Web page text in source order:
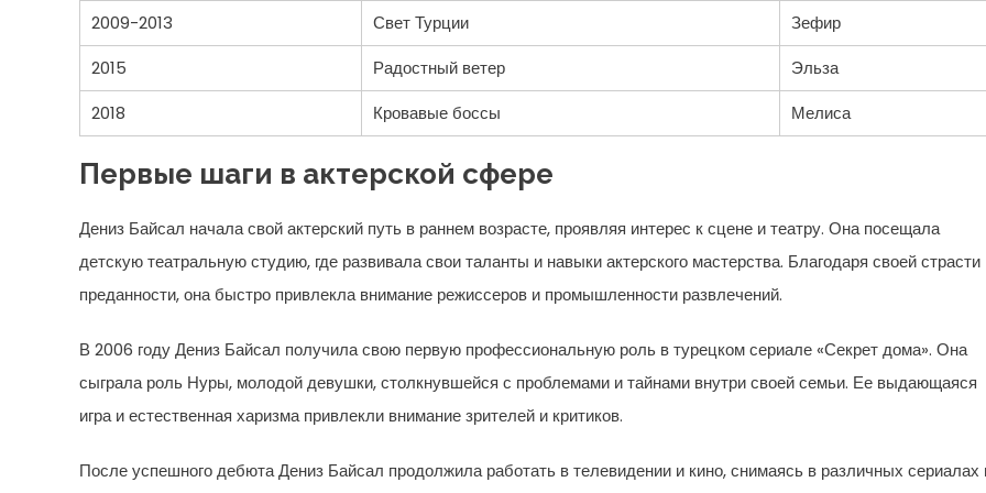
2009-2013 Свет Турции
Зефир
2015
Радостный ветер
Эльза
2018
Кровавые боссы Мелиса
Первые шаги в актерской сфере
Дениз Байсал начала свой актерский путь в раннем возрасте, проявляя интерес к сцене и театру. Она посещала
детскую театральную студию, где развивала свои таланты и навыки актерского мастерства. Благодаря своей страсти
преданности, она быстро привлекла внимание режиссеров и промышленности развлечений.
В 2006 году Дениз Байсал получила свою первую профессиональную роль в турецком сериале «Секрет дома». Она
сыграла роль Нуры, молодой девушки, столкнувшейся с проблемами и тайнами внутри своей семьи. Ее выдающаяся
игра и естественная харизма привлекли внимание зрителей и критиков.
После успешного дебюта Дениз Байсал продолжила работать в телевидении и кино, снимаясь в различных сериалах